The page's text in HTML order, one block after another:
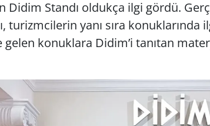
Didim Standı oldukça ilgi gördü.
turizmcilerin yanı sıra konuklarında
gelen konuklara Didim’i tanıtan